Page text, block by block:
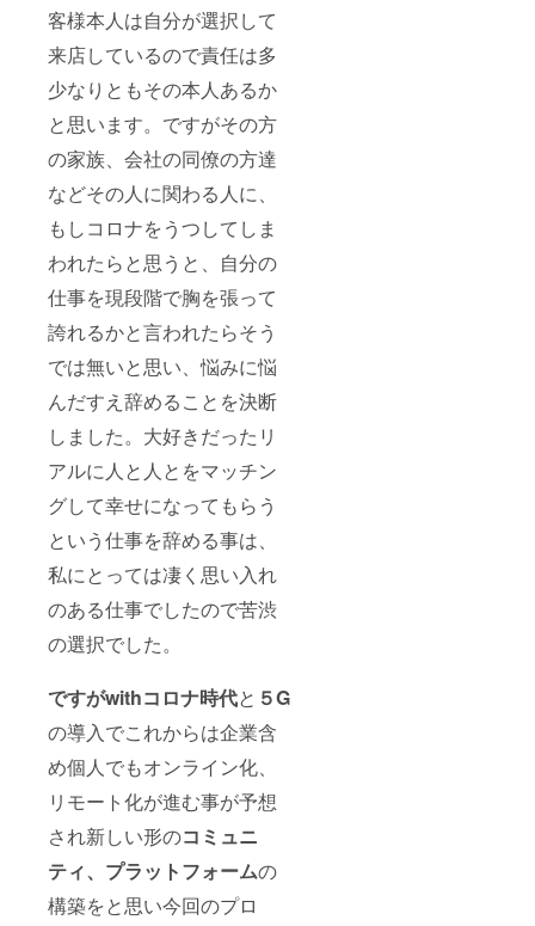
客様本人は自分が選択して
来店しているので責任は多
少なりともその本人あるか
と思います。ですがその方
の家族、会社の同僚の方達
などその人に関わる人に、
もしコロナをうつしてしま
われたらと思うと、自分の
仕事を現段階で胸を張って
誇れるかと言われたらそう
では無いと思い、悩みに悩
んだすえ辞めることを決断
しました。大好きだったリ
アルに人と人とをマッチン
グして幸せになってもらう
という仕事を辞める事は、
私にとっては凄く思い入れ
のある仕事でしたので苦渋
の選択でした。
ですがwithコロナ時代と ５G
の導入でこれからは企業含
め個人でもオンライン化、
リモート化が進む事が予想
され新しい形のコミュニ
ティ、プラットフォームの
構築をと思い今回のプロ